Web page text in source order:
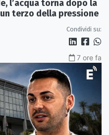
l’acqua torna dopo la
terzo della pressione
Condividi su:
7 ore fa